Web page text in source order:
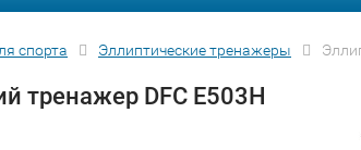
спорта Эллиптические тренажеры
тренажер DFC E503H